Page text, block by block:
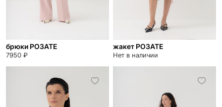
брюки РОЗАТЕ
7950 ₽
жакет РОЗАТЕ
Нет в наличии